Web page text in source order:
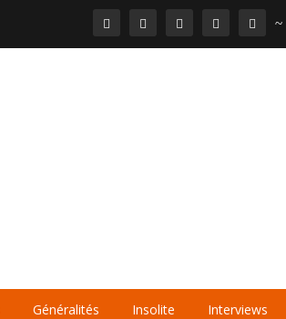
~
Généralités Insolite Interviews